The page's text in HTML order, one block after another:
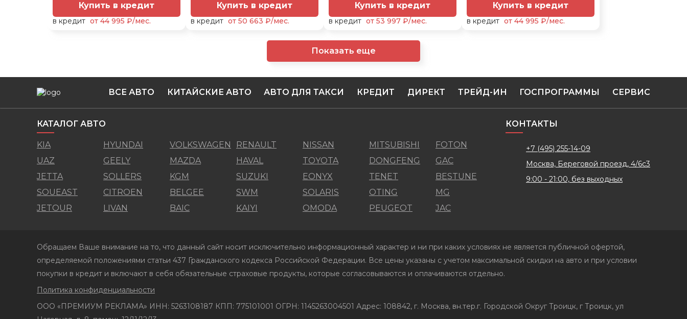
Купить в кредит
в кредит от 44 995 ₽/мес.
Купить в кредит
в кредит от 50 663 ₽/мес.
Купить в кредит
в кредит от 53 997 ₽/мес.
Купить в кредит
в кредит от 44 995 ₽/мес.
Показать еще
ВСЕ АВТО КИТАЙСКИЕ АВТО АВТО ДЛЯ ТАКСИ КРЕДИТ ДИРЕКТ ТРЕЙД-ИН ГОСПРОГРАММЫ СЕРВИС
КАТАЛОГ АВТО
KIA HYUNDAI VOLKSWAGEN RENAULT NISSAN MITSUBISHI
FOTON
UAZ
GEELY MAZDA HAVAL TOYOTA DONGFENG
GAC
JETTA
SOLLERS KGM SUZUKI EONYX TENET
BESTUNE
SOUEAST
CITROEN BELGEE SWM SOLARIS OTING
MG
JETOUR
LIVAN BAIC KAIYI OMODA PEUGEOT JAC
КОНТАКТЫ
+7 (495) 255-14-09
Москва, Береговой проезд, 4/6с3
9:00 - 21:00, без выходных
Обращаем Ваше внимание на то, что данный сайт носит исключительно информационный характер и ни при каких условиях не является публичной офертой,
определяемой положениями статьи 437 Гражданского кодекса Российской Федерации. Все цены указаны с учетом максимальной скидки на авто и при условии
покупки в кредит и включают в себя обязательные страховые продукты, которые согласовываются и оплачиваются отдельно.
Политика конфиденциальности
ООО «ПРЕМИУМ РЕКЛАМА» ИНН: 5263108187 КПП: 775101001 ОГРН: 1145263004501 Адрес: 108842, г. Москва, вн.тер.г. Городской Округ Троицк, г Троицк, ул